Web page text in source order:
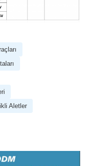
Aletler